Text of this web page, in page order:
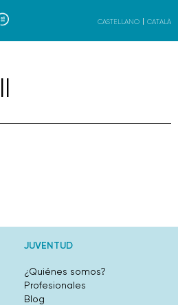
CASTELLANO CATALÀ
JUVENTUD
¿Quiénes somos?
Profesionales
Blog